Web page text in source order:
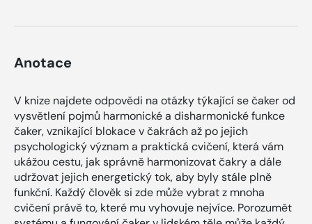
Anotace
V knize najdete odpovědi na otázky týkající se čaker od
vysvětlení pojmů harmonické a disharmonické funkce
čaker, vznikající blokace v čakrách až po jejich
psychologický význam a praktická cvičení, která vám
ukážou cestu, jak správně harmonizovat čakry a dále
udržovat jejich energetický tok, aby byly stále plně
funkční. Každý člověk si zde může vybrat z mnoha
cvičení právě to, které mu vyhovuje nejvíce. Porozumět